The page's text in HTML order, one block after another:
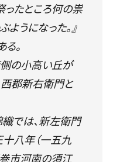
ったところ何の祟
うになった。』
。
の小高い丘が
郡新右衛門と
では、新左衛門
十八年（一五九
市河南の須江